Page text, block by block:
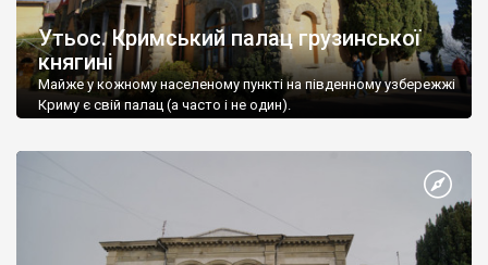
Утьос. Кримський палац грузинської
княгині
Майже у кожному населеному пункті на південному узбережжі
Криму є свій палац (а часто і не один).